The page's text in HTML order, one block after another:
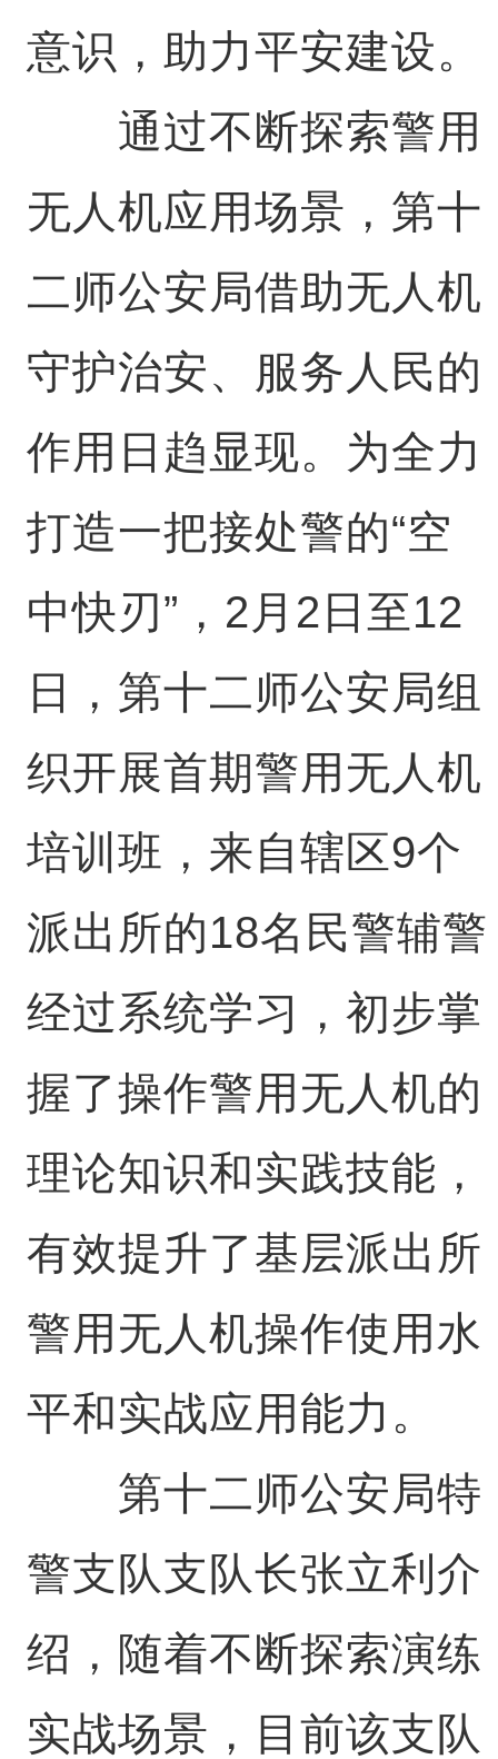
意识，助力平安建设。
通过不断探索警用
无人机应用场景，第十
二师公安局借助无人机
守护治安、服务人民的
作用日趋显现。为全力
打造一把接处警的“空
中快刃”，2月2日至12
日，第十二师公安局组
织开展首期警用无人机
培训班，来自辖区9个
派出所的18名民警辅警
经过系统学习，初步掌
握了操作警用无人机的
理论知识和实践技能，
有效提升了基层派出所
警用无人机操作使用水
平和实战应用能力。
第十二师公安局特
警支队支队长张立利介
绍，随着不断探索演练
实战场景，目前该支队